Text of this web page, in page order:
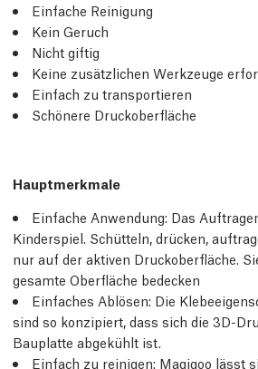
Einfache Reinigung
Kein Geruch
Nicht giftig
Keine zusätzlichen Werkzeuge
Einfach zu transportieren
Schönere Druckoberfläche
Hauptmerkmale
Einfache Anwendung: Das
Kinderspiel. Schütteln, drücken,
nur auf der aktiven Druckoberfläche.
gesamte Oberfläche bedecken
Einfaches Ablösen: Die
sind so konzipiert, dass sich die 3D-
Bauplatte abgekühlt ist.
Einfach zu reinigen: Magigoo lässt